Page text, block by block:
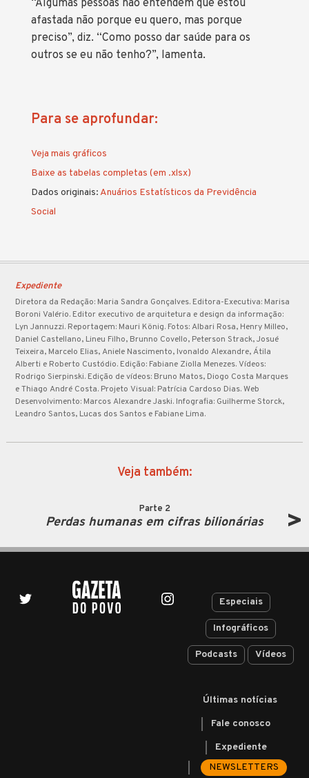
“Algumas pessoas não entendem que estou
afastada não porque eu quero, mas porque
preciso”, diz. “Como posso dar saúde para os
outros se eu não tenho?”, lamenta.
Para se aprofundar:
Veja mais gráficos
Baixe as tabelas completas (em .xlsx)
Dados originais: Anuários Estatísticos da Previdência
Social
Expediente
Diretora da Redação: Maria Sandra Gonçalves. Editora-Executiva: Marisa
Boroni Valério. Editor executivo de arquitetura e design da informação:
Lyn Jannuzzi. Reportagem: Mauri König. Fotos: Albari Rosa, Henry Milleo,
Daniel Castellano, Lineu Filho, Brunno Covello, Peterson Strack, Josué
Teixeira, Marcelo Elias, Aniele Nascimento, Ivonaldo Alexandre, Átila
Alberti e Roberto Custódio. Edição: Fabiane Ziolla Menezes. Vídeos:
Rodrigo Sierpinski. Edição de vídeos: Bruno Matos, Diogo Costa Marques
e Thiago André Costa. Projeto Visual: Patrícia Cardoso Dias. Web
Desenvolvimento: Marcos Alexandre Jaski. Infografia: Guilherme Storck,
Leandro Santos, Lucas dos Santos e Fabiane Lima.
Veja também:
Parte 2
Perdas humanas em cifras bilionárias
Especiais
Infográficos
Podcasts Vídeos
Últimas notícias
Fale conosco
Expediente
NEWSLETTERS